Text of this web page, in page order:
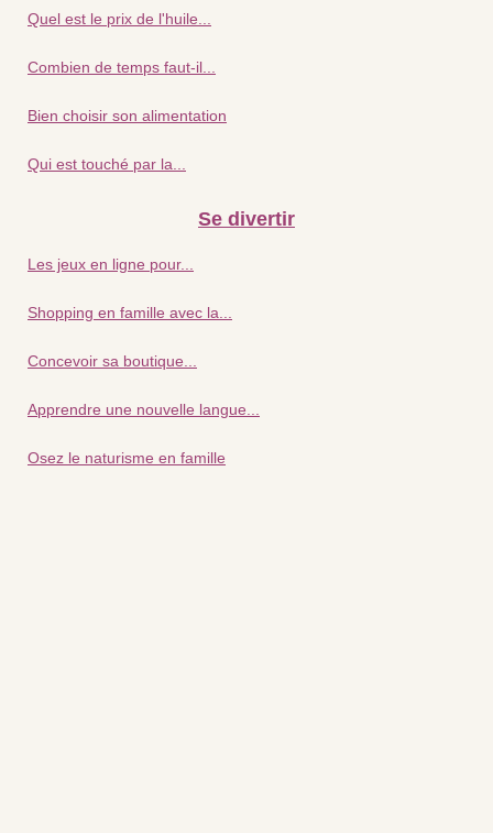
Quel est le prix de l'huile...
Combien de temps faut-il...
Bien choisir son alimentation
Qui est touché par la...
Se divertir
Les jeux en ligne pour...
Shopping en famille avec la...
Concevoir sa boutique...
Apprendre une nouvelle langue...
Osez le naturisme en famille